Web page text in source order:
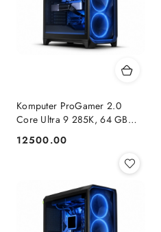
Komputer ProGamer 2.0
Core Ultra 9 285K, 64 GB
WINDOWS 11
Cena:
12500.00